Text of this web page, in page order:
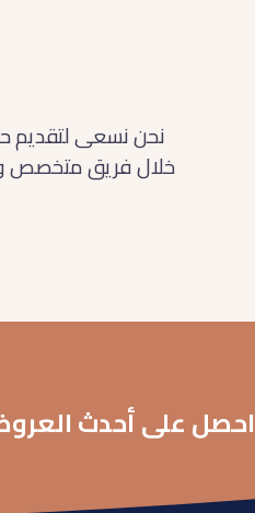
نحن نسعى لتقديم
خلال فريق متخصص
احصل على أحدث